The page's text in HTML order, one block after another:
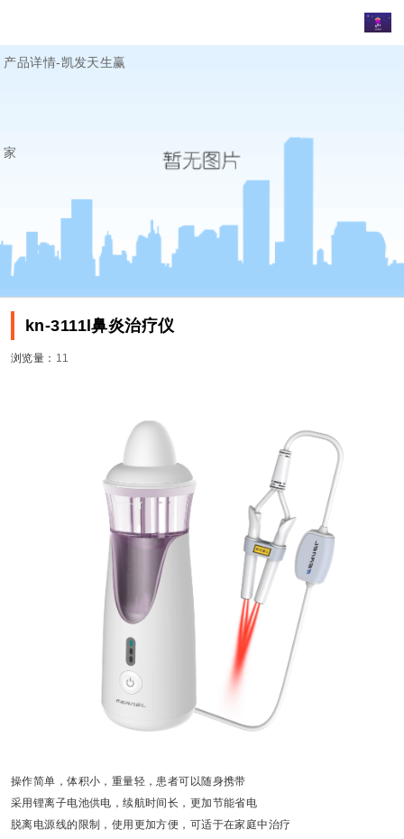
产品详情-凯发天生赢
家
kn-3111l鼻炎治疗仪
浏览量： 11
操作简单，体积小，重量轻，患者可以随身携带
采用锂离子电池供电，续航时间长，更加节能省电
脱离电源线的限制，使用更加方便，可适于在家庭中治疗